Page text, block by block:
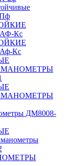
Кс
Кс
МАНОМЕТРЫ
МАНОМЕТРЫ
ДМ8008-
манометры